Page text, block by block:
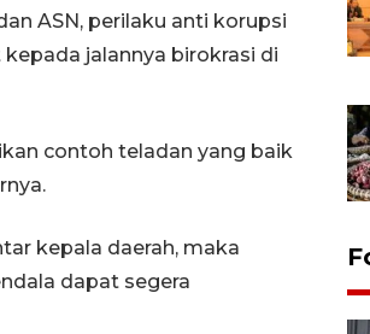
ASN, perilaku anti korupsi
jalannya birokrasi di
contoh teladan yang baik
kepala daerah, maka
dapat segera